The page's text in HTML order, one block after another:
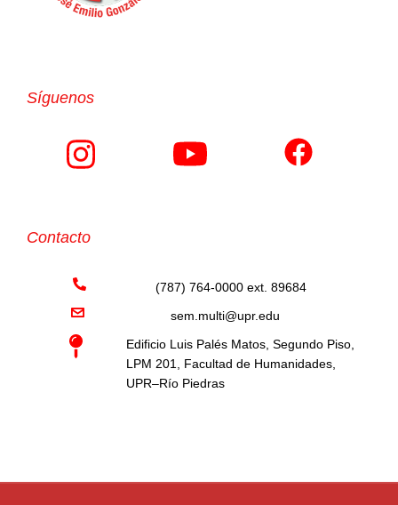
Síguenos
Contacto
(787) 764-0000 ext. 89684
sem.multi@upr.edu
Edificio Luis Palés Matos, Segundo Piso,
LPM 201, Facultad de Humanidades,
UPR–Río Piedras